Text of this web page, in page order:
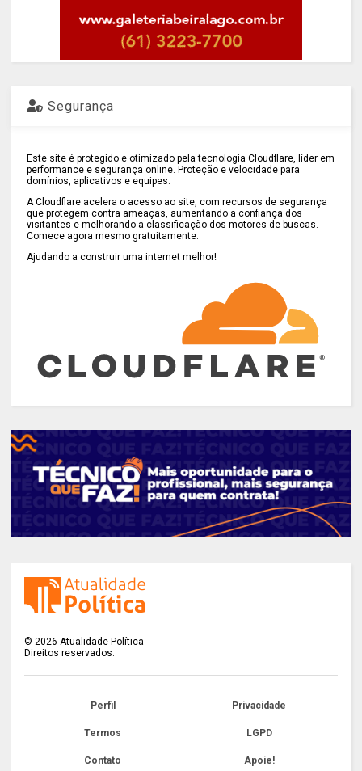
Segurança
Este site é protegido e otimizado pela tecnologia Cloudflare, líder em
performance e segurança online. Proteção e velocidade para
domínios, aplicativos e equipes.
A Cloudflare acelera o acesso ao site, com recursos de segurança
que protegem contra ameaças, aumentando a confiança dos
visitantes e melhorando a classificação dos motores de buscas.
Comece agora mesmo gratuitamente.
Ajudando a construir uma internet melhor!
©2026 Atualidade Política
Direitos reservados.
Perfil Privacidade
Termos LGPD
Contato Apoie!